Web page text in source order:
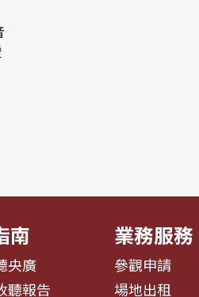
南
央廣
聽報告
業務服務
參觀申請
場地出租